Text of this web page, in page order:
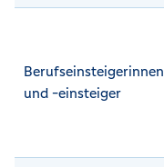
Berufseinsteigerinnen
und -einsteiger